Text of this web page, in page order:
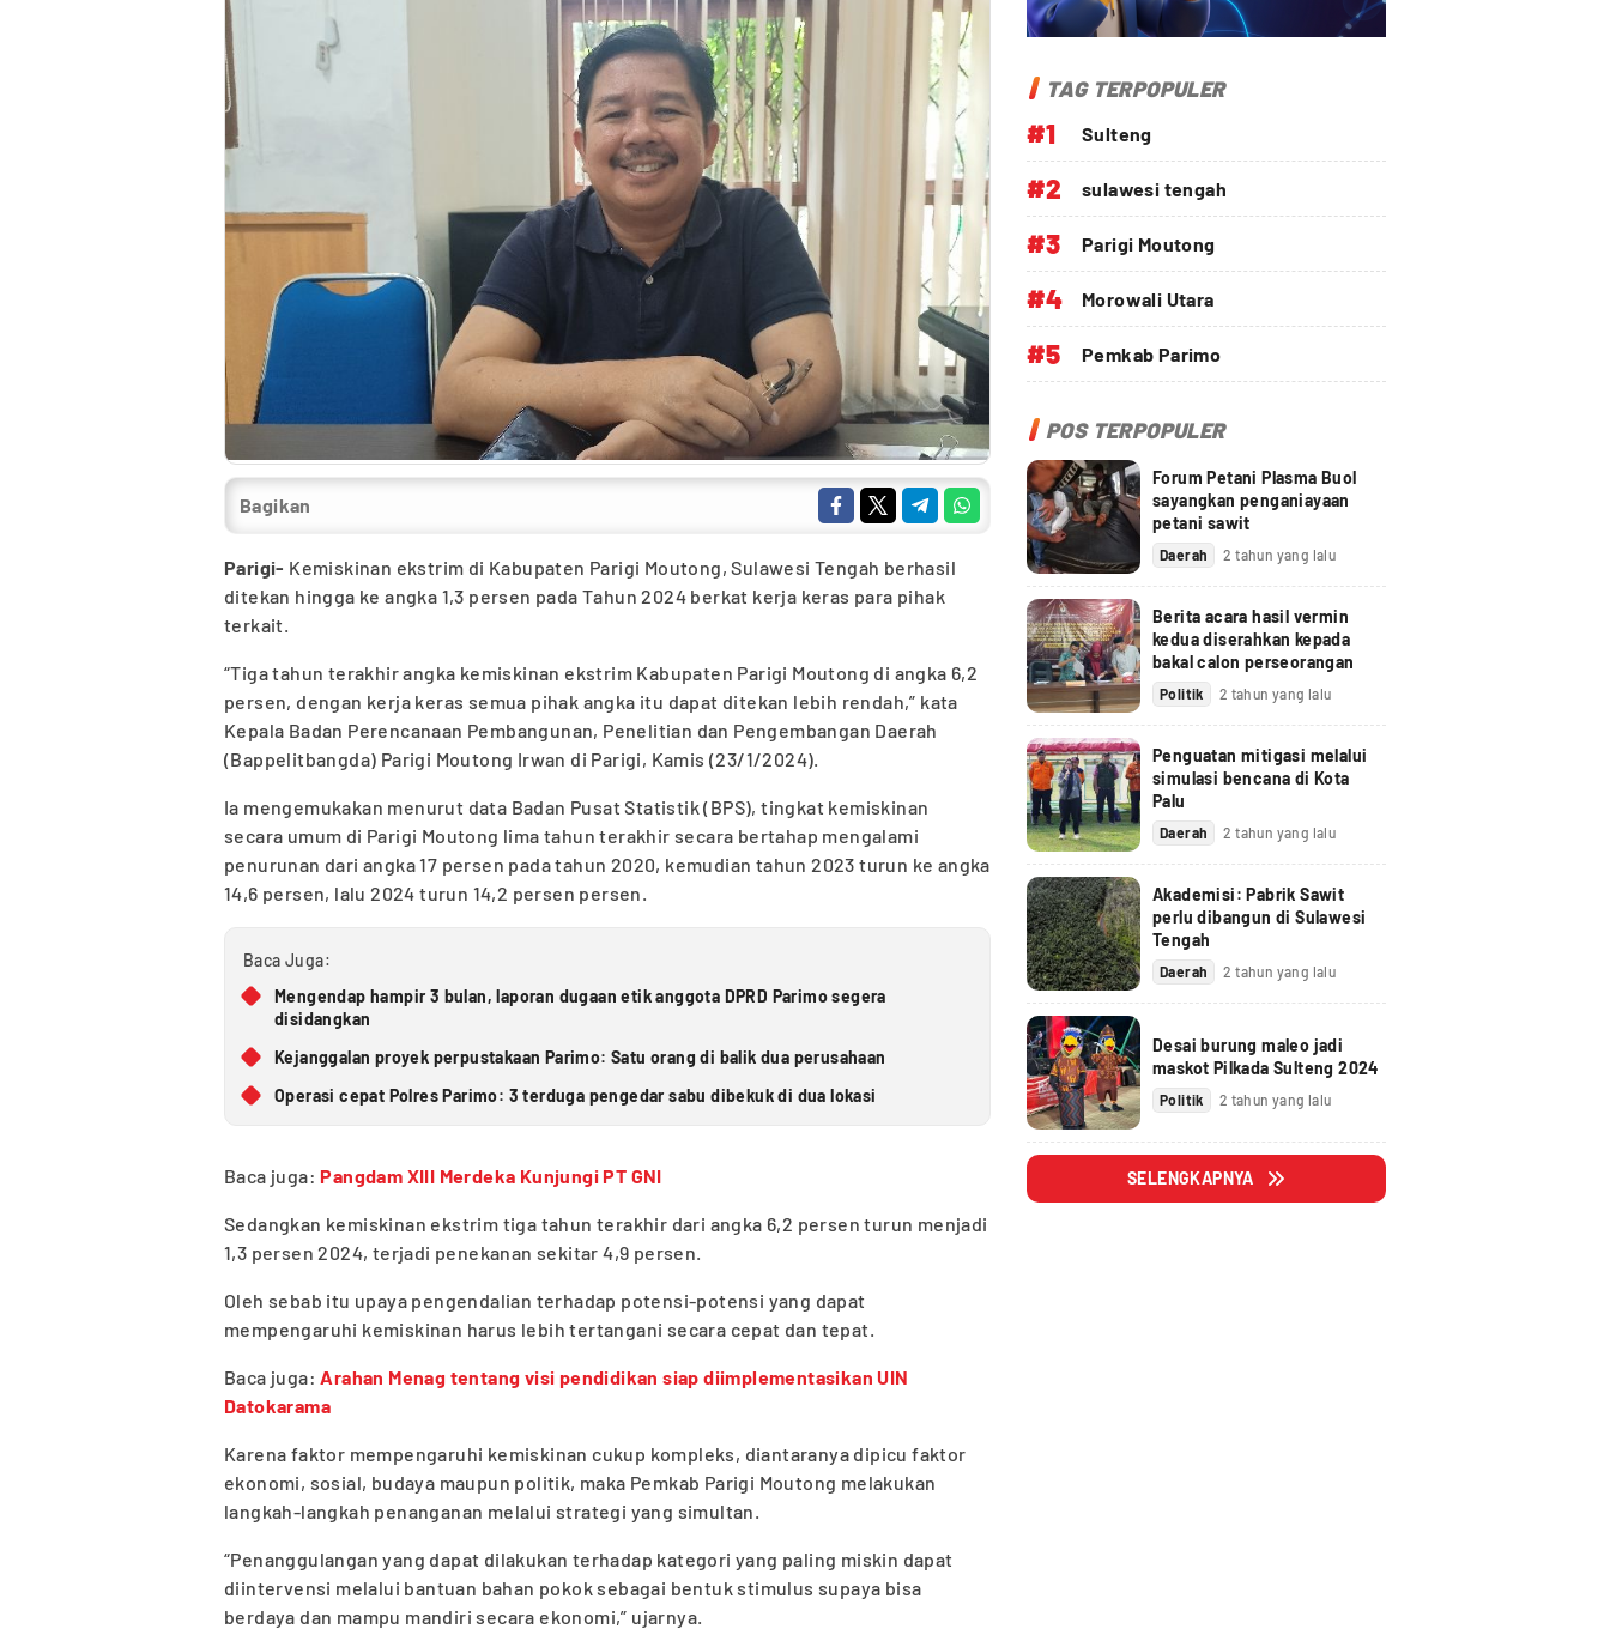
Bagikan
Parigi- Kemiskinan ekstrim di Kabupaten Parigi Moutong, Sulawesi Tengah berhasil
ditekan hingga ke angka 1,3 persen pada Tahun 2024 berkat kerja keras para pihak
terkait.
“Tiga tahun terakhir angka kemiskinan ekstrim Kabupaten Parigi Moutong di angka 6,2
persen, dengan kerja keras semua pihak angka itu dapat ditekan lebih rendah,” kata
Kepala Badan Perencanaan Pembangunan, Penelitian dan Pengembangan Daerah
(Bappelitbangda) Parigi Moutong Irwan di Parigi, Kamis (23/1/2024).
Ia mengemukakan menurut data Badan Pusat Statistik (BPS), tingkat kemiskinan
secara umum di Parigi Moutong lima tahun terakhir secara bertahap mengalami
penurunan dari angka 17 persen pada tahun 2020, kemudian tahun 2023 turun ke angka
14,6 persen, lalu 2024 turun 14,2 persen persen.
Baca Juga:
Mengendap hampir 3 bulan, laporan dugaan etik anggota DPRD Parimo segera
disidangkan
Kejanggalan proyek perpustakaan Parimo: Satu orang di balik dua perusahaan
Operasi cepat Polres Parimo: 3 terduga pengedar sabu dibekuk di dua lokasi
Baca juga:Pangdam XIII Merdeka Kunjungi PT GNI
Sedangkan kemiskinan ekstrim tiga tahun terakhir dari angka 6,2 persen turun menjadi
1,3 persen 2024, terjadi penekanan sekitar 4,9 persen.
Oleh sebab itu upaya pengendalian terhadap potensi-potensi yang dapat
mempengaruhi kemiskinan harus lebih tertangani secara cepat dan tepat.
Baca juga:Arahan Menag tentang visi pendidikan siap diimplementasikan UIN
Datokarama
Karena faktor mempengaruhi kemiskinan cukup kompleks, diantaranya dipicu faktor
ekonomi, sosial, budaya maupun politik, maka Pemkab Parigi Moutong melakukan
langkah-langkah penanganan melalui strategi yang simultan.
“Penanggulangan yang dapat dilakukan terhadap kategori yang paling miskin dapat
diintervensi melalui bantuan bahan pokok sebagai bentuk stimulus supaya bisa
berdaya dan mampu mandiri secara ekonomi,” ujarnya.
TAG TERPOPULER
#1 Sulteng
#2 sulawesi tengah
#3 Parigi Moutong
#4 Morowali Utara
#5 Pemkab Parimo
POS TERPOPULER
Forum Petani Plasma Buol
sayangkan penganiayaan
petani sawit
Daerah 2 tahun yang lalu
Berita acara hasil vermin
kedua diserahkan kepada
bakal calon perseorangan
Politik 2 tahun yang lalu
Penguatan mitigasi melalui
simulasi bencana di Kota
Palu
Daerah 2 tahun yang lalu
Akademisi: Pabrik Sawit
perlu dibangun di Sulawesi
Tengah
Daerah 2 tahun yang lalu
Desai burung maleo jadi
maskot Pilkada Sulteng 2024
Politik 2 tahun yang lalu
SELENGKAPNYA